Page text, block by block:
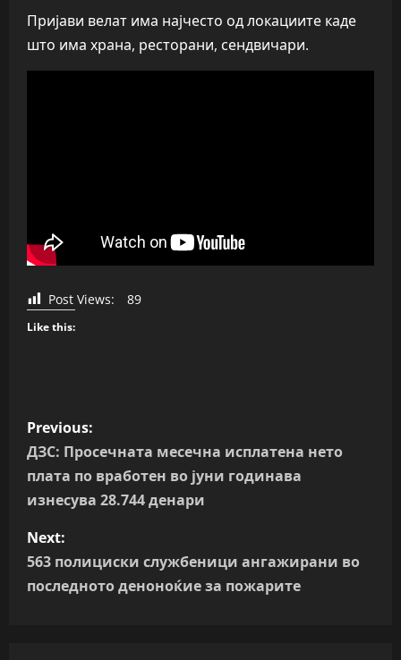
Пријави велат има најчесто од локациите каде
што има храна, ресторани, сендвичари.
Post Views: 89
Like this:
P
o
s
t
n
Previous:
ДЗС: Просечната месечна исплатена нето
плата по вработен во јуни годинава
изнесува 28.744 денари
Next:
563 полициски службеници ангажирани во
последното деноноќие за пожарите